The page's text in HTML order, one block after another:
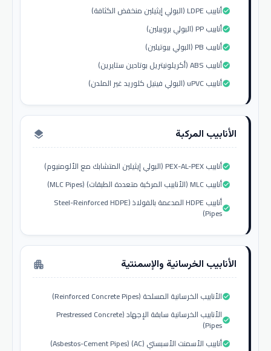
أنابيب LDPE (البولي إيثيلين منخفض الكثافة)check_circle
أنابيب PP (البولي بروبيلين)check_circle
أنابيب PB (البولي بيوتيلين)check_circle
أنابيب ABS (أكريلونيتريل بوتادين ستايرين)check_circle
أنابيب uPVC (البولي فينيل كلوريد غير الملدن)check_circle
الأنابيب المركبة layers
أنابيب PEX-AL-PEX (البولي إيثيلين المتشابك مع الألومنيوم)check_circle
أنابيب MLC (الأنابيب المركبة متعددة الطبقات) (MLC Pipes)check_circle
أنابيب HDPE المدعمة بالفولاذ (Steel-Reinforced HDPE
Pipes)check_circle
الأنابيب الخرسانية والإسمنتية apartment
الأنابيب الخرسانية المسلحة (Reinforced Concrete Pipes)check_circle
الأنابيب الخرسانية سابقة الإجهاد (Prestressed Concrete
Pipes)check_circle
أنابيب الأسمنت الأسبستي (AC) (Asbestos-Cement Pipes)check_circle